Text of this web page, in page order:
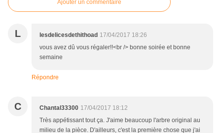
Ajouter un commentaire
L lesdelicesdethithoad 17/04/2017 18:26
vous avez dû vous régaler!!<br /> bonne soirée et bonne
semaine
Répondre
C Chantal33300 17/04/2017 18:12
Très appétissant tout ça. J'aime beaucoup l'arbre original au
milieu de la pièce. D'ailleurs, c'est la première chose que j'ai